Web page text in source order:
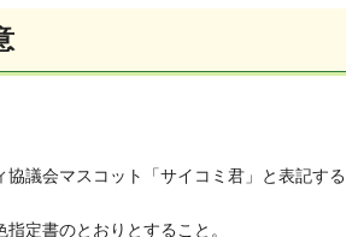
協議会マスコット「サイコミ君」と表記する
定書のとおりとすること。